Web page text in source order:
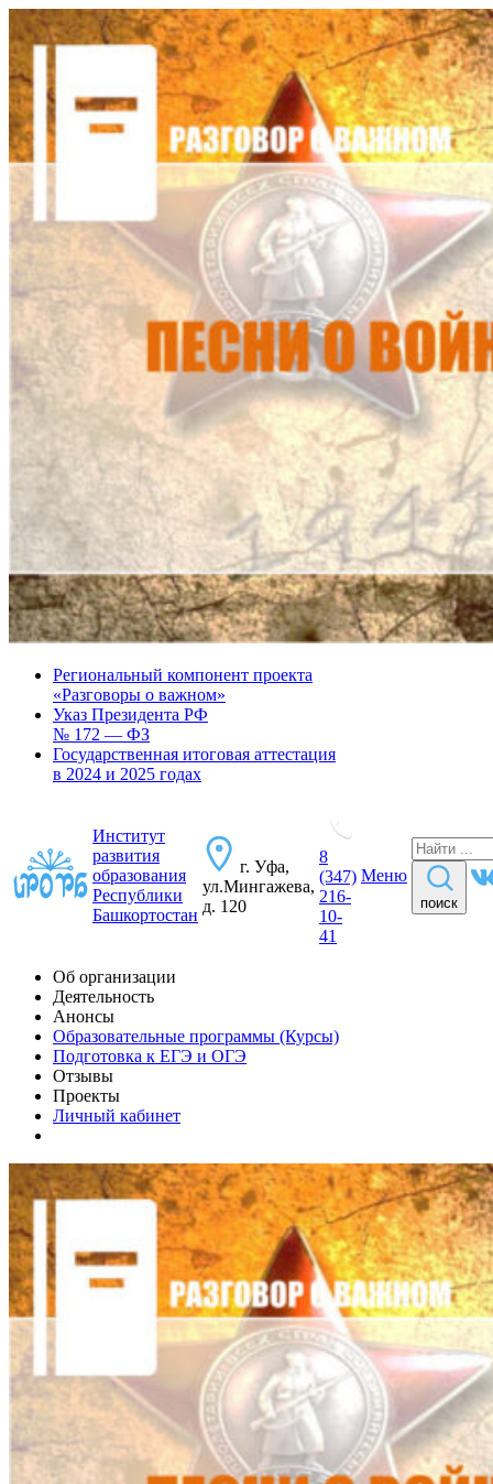
Региональный компонент проекта
«Разговоры о важном»
Указ Президента РФ
№ 172 — ФЗ
Государственная итоговая аттестация
в 2024 и 2025 годах
Институт
развития
образования
Республики
Башкортостан
г. Уфа,
ул.Мингажева,
д. 120
8
(347)
216-
10-
41
Меню
поиск
Об организации
Деятельность
Анонсы
Образовательные программы (Курсы)
Подготовка к ЕГЭ и ОГЭ
Отзывы
Проекты
Личный кабинет